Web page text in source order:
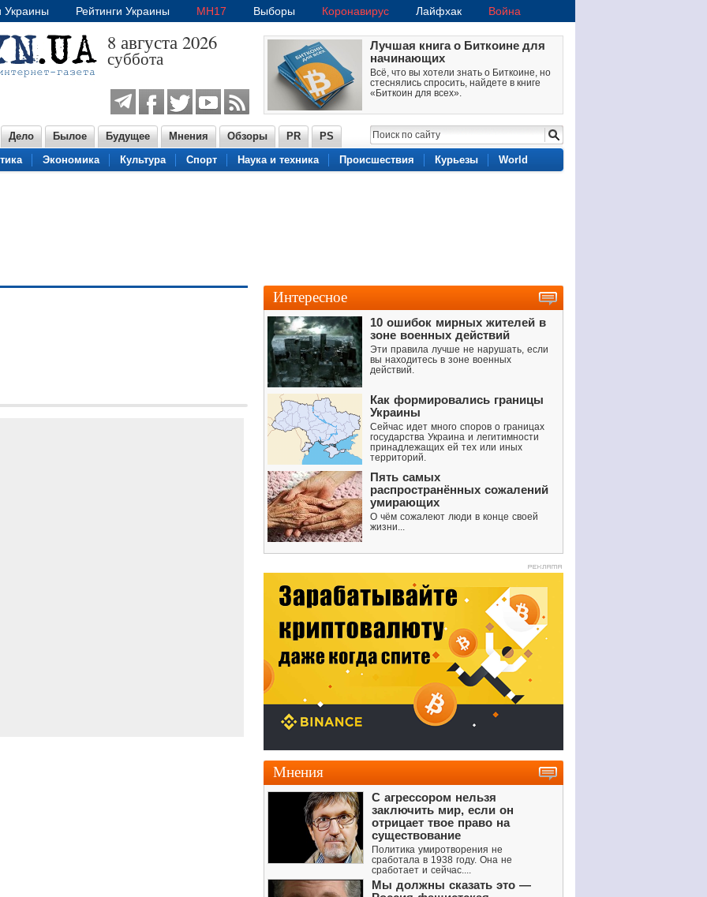
Украины Рейтинги Украины MH17 Выборы Коронавирус Лайфхак Война
8 августа 2026
суббота
Лучшая книга о Биткоине для
начинающих
Всё, что вы хотели знать о Биткоине, но
стеснялись спросить, найдете в книге
«Биткоин для всех».
Дело Былое Будущее Мнения Обзоры PR
PS
Экономика Культура Спорт Наука и техника Происшествия Курьезы World
Интересное
10 ошибок мирных жителей в
зоне военных действий
Эти правила лучше не нарушать, если
вы находитесь в зоне военных
действий.
Как формировались границы
Украины
Сейчас идет много споров о границах
государства Украина и легитимности
принадлежащих ей тех или иных
территорий.
Пять самых
распространённых сожалений
умирающих
О чём сожалеют люди в конце своей
жизни...
Мнения
С агрессором нельзя
заключить мир, если он
отрицает твое право на
существование
Политика умиротворения не
сработала в 1938 году. Она не
сработает и сейчас....
Мы должны сказать это —